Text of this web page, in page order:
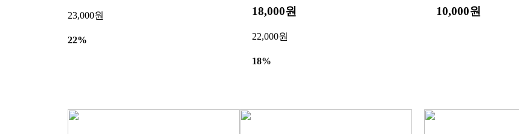
23,000원
22%
18,000원
22,000원
18%
10,000원